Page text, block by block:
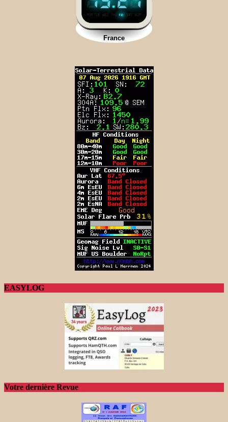
EASYLOG
Votre dernière Revue